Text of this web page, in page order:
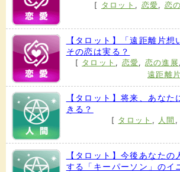
[ タロット , 恋愛, 恋
【タロット】「遠距離片想
その恋は実る？
[ タロット , 恋愛, 恋の進展
遠距離
【タロット】将来、あな
きる？
[ タロット , 人間
【タロット】今後あなた
する「キーパーソン」のイ